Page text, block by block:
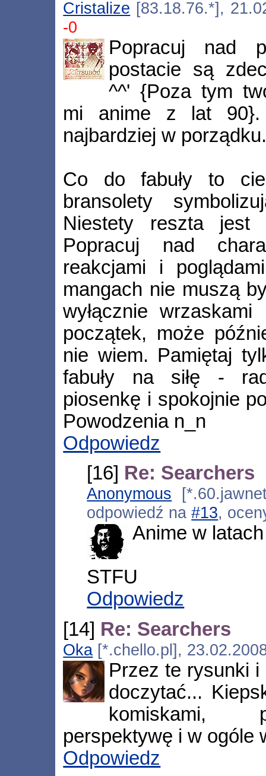
Cristalize [83.18.76.*],
-0
Popracuj nad
postacie są
^^' {Poza tym
mi anime z lat 90}.
najbardziej w
Co do fabuły to
bransolety
Niestety reszta jest
Popracuj nad
reakcjami i
mangach nie muszą
wyłącznie
początek, może
nie wiem. Pamiętaj
fabuły na siłę -
piosenkę i spokojnie
Powodzenia n_n
Odpowiedz
[16] Re: Searchers
Anonymous
odpowiedź na#13,
Anime w
STFU
Odpowiedz
[14] Re: Searchers
Oka [*.chello.pl],
Przez te rysunki i
doczytać...
komiskami,
perspektywę i w ogóle
Odpowiedz